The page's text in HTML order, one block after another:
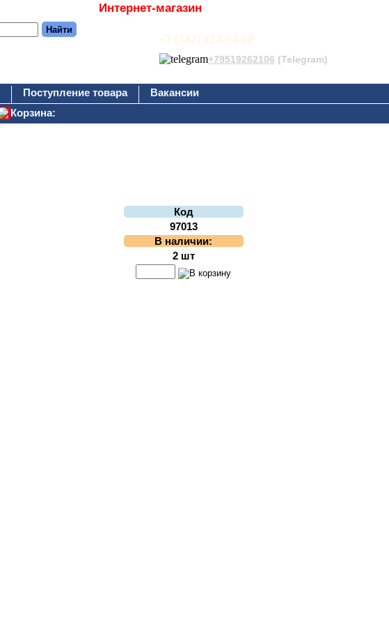
Интернет-магазин
+7 (342) 212-54-00
+79519262106 (Telegram)
Поступление товара
Вакансии
Корзина:
Код
97013
В наличии:
2 шт